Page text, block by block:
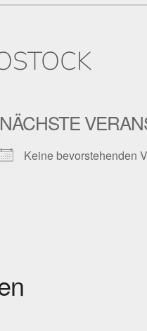
NÄCHSTE
Keine bevorstehenden